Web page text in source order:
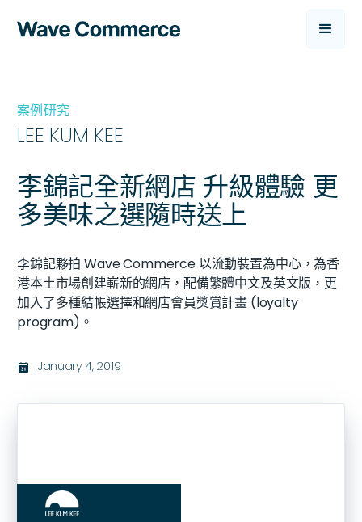
案例研究
LEE KUM KEE
李錦記全新網店 升級體驗 更
多美味之選隨時送上
李錦記夥拍 Wave Commerce 以流動裝置為中心，為香
港本土市場創建嶄新的網店，配備繁體中文及英文版，更
加入了多種結帳選擇和網店會員獎賞計畫 (loyalty
program)。
בּ January 4, 2019